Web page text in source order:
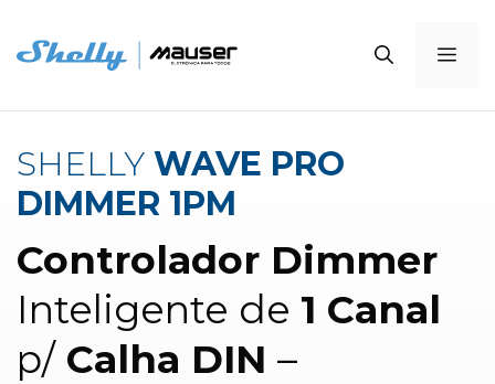
para
conteúdo
SHELLY WAVE PRO
DIMMER 1PM
Controlador Dimmer
Inteligente de 1 Canal
p/ Calha DIN –